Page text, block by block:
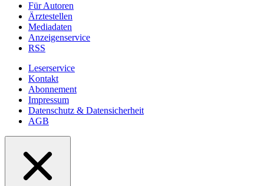
Für Autoren
Ärztestellen
Mediadaten
Anzeigenservice
RSS
Leserservice
Kontakt
Abonnement
Impressum
Datenschutz & Datensicherheit
AGB